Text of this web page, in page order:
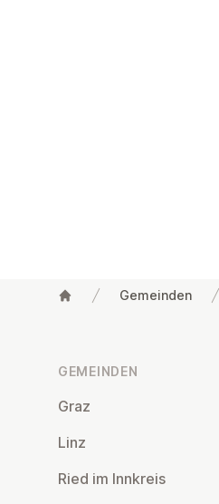
Gemeinden
GEMEINDEN
Graz
Linz
Ried im Innkreis